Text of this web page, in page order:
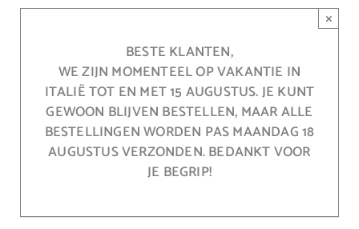
BESTE KLANTEN,
WE ZIJN MOMENTEEL OP VAKANTIE IN
ITALIË TOT EN MET 15 AUGUSTUS. JE KUNT
GEWOON BLIJVEN BESTELLEN, MAAR ALLE
BESTELLINGEN WORDEN PAS MAANDAG 18
AUGUSTUS VERZONDEN. BEDANKT VOOR
JE BEGRIP!
×